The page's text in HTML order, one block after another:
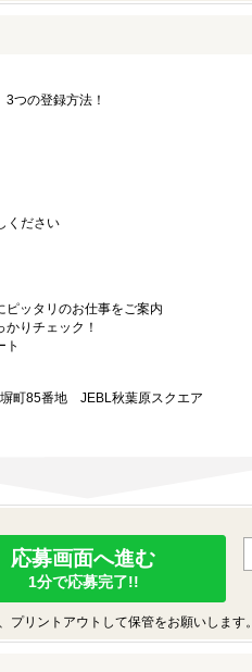
つの登録方法！
ください
ッタリのお仕事をご案内
りチェック！
ト
町85番地 JEBL秋葉原スクエア
応募画面へ進む
1分で応募完了!!
リントアウトして保管をお願いします。